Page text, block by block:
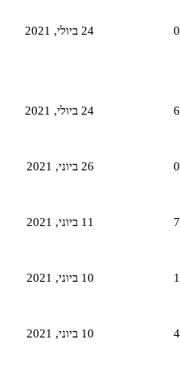
0 24 ביולי,‏ 2021
6 24 ביולי,‏ 2021
0 26 ביוני,‏ 2021
7 11 ביוני,‏ 2021
1 10 ביוני,‏ 2021
4 10 ביוני,‏ 2021